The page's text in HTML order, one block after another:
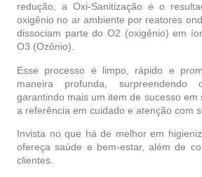
redução, a Oxi-Sanitização é o
oxigênio no ar ambiente por reatores
dissociam parte do O2 (oxigênio) em
O3 (Ozônio).
Esse processo é limpo, rápido e
maneira profunda, surpreendendo
garantindo mais um item de sucesso em
a referência em cuidado e atenção com
Invista no que há de melhor em
ofereça saúde e bem-estar, além de
clientes.